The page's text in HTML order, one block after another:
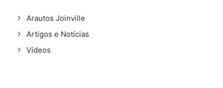
Arautos Joinville
Artigos e Notícias
Vídeos